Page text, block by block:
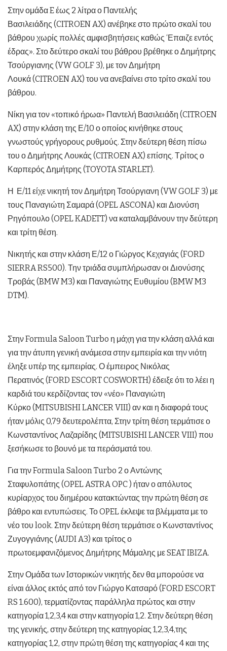
Στην ομάδα E έως 2 λίτρα ο Παντελής
Βασιλειάδης (CITROEN AX) ανέβηκε στο πρώτο σκαλί του
βάθρου χωρίς πολλές αμφισβητήσεις καθώς ‘Επαιζε εντός
έδρας». Στο δεύτερο σκαλί του βάθρου βρέθηκε ο Δημήτρης
Τσούργιανης (VW GOLF 3), με τον Δημήτρη
Λουκά (CITROEN AX) του να ανεβαίνει στο τρίτο σκαλί του
βάθρου.
Νίκη για τον «τοπικό ήρωα» Παντελή Βασιλειάδη (CITROEN
AX) στην κλάση της Ε/10 ο οποίος κινήθηκε στους
γνωστούς γρήγορους ρυθμούς. Στην δεύτερη θέση πίσω
του ο Δημήτρης Λουκάς (CITROEN AX) επίσης. Τρίτος ο
Καρπερός Δημήτρης (TOYOTA STARLET).
Η Ε/11 είχε νικητή τον Δημήτρη Τσούργιανη (VW GOLF 3) με
τους Παναγιώτη Σαμαρά (OPEL ASCONA) και Διονύση
Ρηγόπουλο (OPEL KADETT) να καταλαμβάνουν την δεύτερη
και τρίτη θέση.
Νικητής και στην κλάση Ε/12 ο Γιώργος Κεχαγιάς (FORD
SIERRA RS500). Την τριάδα συμπλήρωσαν οι Διονύσης
Τροβάς (BMW M3) και Παναγιώτης Ευθυμίου (BMW M3
DTM).
Στην Formula Saloon Turbo η μάχη για την κλάση αλλά και
για την άτυπη γενική ανάμεσα στην εμπειρία και την νιότη
έληξε υπέρ της εμπειρίας. Ο έμπειρος Νικόλας
Περατινός (FORD ESCORT COSWORTH) έδειξε ότι το λέει η
καρδιά του κερδίζοντας τον «νέο» Παναγιώτη
Κύρκο (MITSUBISHI LANCER VIII) αν και η διαφορά τους
ήταν μόλις 0,79 δευτερολέπτα, Στην τρίτη θέση τερμάτισε ο
Κωνσταντίνος Λαζαρίδης (MITSUBISHI LANCER VIII) που
ξεσήκωσε το βουνό με τα περάσματά του.
Για την Formula Saloon Turbo 2 ο Αντώνης
Σταφυλοπάτης (OPEL ASTRA OPC ) ήταν ο απόλυτος
κυρίαρχος του διημέρου κατακτώντας την πρώτη θέση σε
βάθρο και εντυπώσεις. Το OPEL έκλεψε τα βλέμματα με το
νέο του look. Στην δεύτερη θέση τερμάτισε ο Κωνσταντίνος
Ζυγογγιάνης (AUDI A3) και τρίτος ο
πρωτοεμφανιζόμενος Δημήτρης Μάμαλης με SEAT IBIZA.
Στην Ομάδα των Iστορικών νικητής δεν θα μπορούσε να
είναι άλλος εκτός από τον Γιώργο Κατσαρό (FORD ESCORT
RS 1.600), τερματίζοντας παράλληλα πρώτος και στην
κατηγορία 1,2,3,4 και στην κατηγορία 1,2. Στην δεύτερη θέση
της γενικής, στην δεύτερη της κατηγορίας 1,2,3,4,της
κατηγορίας 1,2, στην πρώτη θέση της κατηγορίας 4 και της